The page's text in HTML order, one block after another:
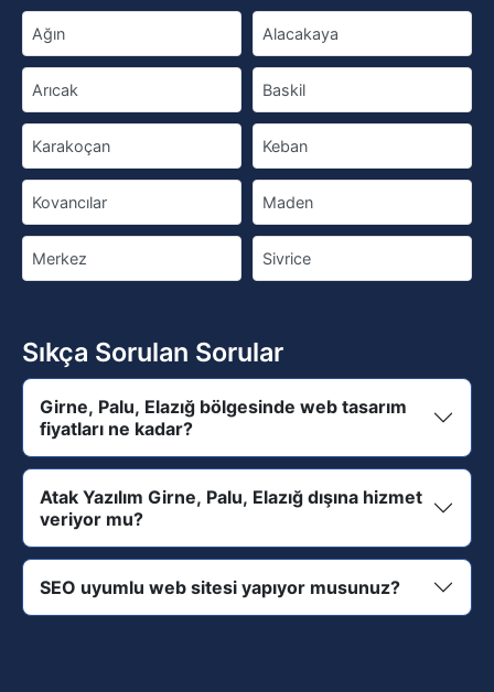
Ağın Alacakaya
Arıcak Baskil
Karakoçan Keban
Kovancılar Maden
Merkez Sivrice
Sıkça Sorulan Sorular
Girne, Palu, Elazığ bölgesinde web tasarım
fiyatları ne kadar?
Atak Yazılım Girne, Palu, Elazığ dışına hizmet
veriyor mu?
SEO uyumlu web sitesi yapıyor musunuz?